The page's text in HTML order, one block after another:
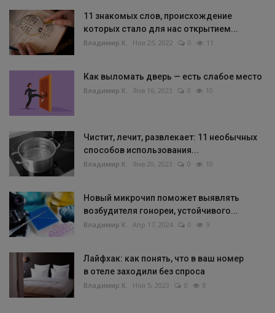
11 знакомых слов, происхождение
которых стало для нас открытием...
Владимир К. Ноя 25, 2022 0 11
Как выломать дверь — есть слабое место
Владимир К. Янв 16, 2023 0 10
Чистит, лечит, развлекает: 11 необычных
способов использования...
Владимир К. Янв 20, 2023 0 10
Новый микрочип поможет выявлять
возбудителя гонореи, устойчивого...
Владимир К. Апр 17, 2024 0 9
Лайфхак: как понять, что в ваш номер
в отеле заходили без спроса
Владимир К. Ноя 5, 2023 0 8